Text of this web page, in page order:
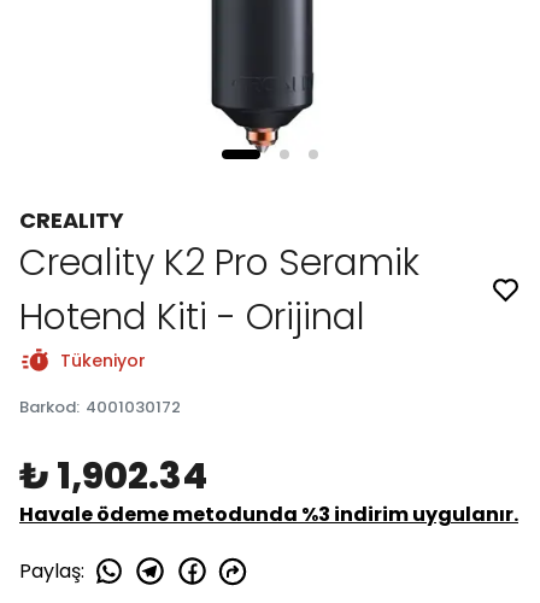
CREALITY
Creality K2 Pro Seramik
Hotend Kiti - Orijinal
Tükeniyor
Barkod: 4001030172
₺ 1,902.34
Havale ödeme metodunda %3 indirim uygulanır.
Paylaş: